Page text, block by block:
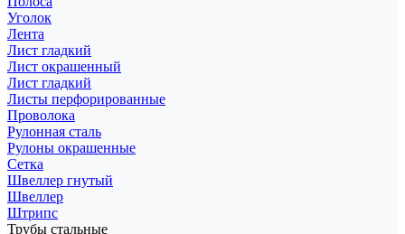
Уголок
Лента
Лист гладкий
Лист окрашенный
Лист гладкий
Листы перфорированные
Проволока
Рулонная сталь
Рулоны окрашенные
Сетка
Швеллер гнутый
Швеллер
Штрипс
Трубы стальные